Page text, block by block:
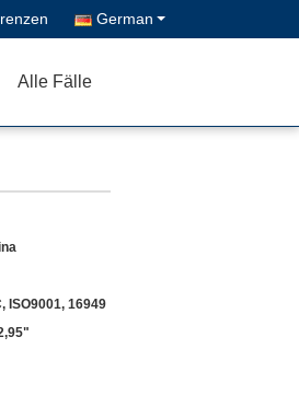
German
Alle Fälle
ISO9001, 16949